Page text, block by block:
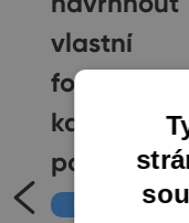
vlastní
formulář pro
každý typ
položky